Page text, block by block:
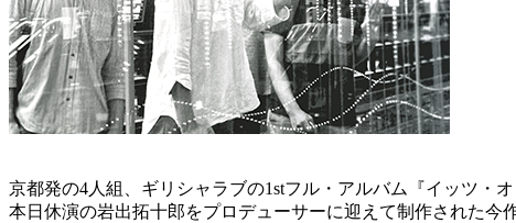
京都発の4人組、ギリシャラブの1stフル・アルバム『イッツ・
本日休演の岩出拓十郎をプロデューサーに迎えて制作された今